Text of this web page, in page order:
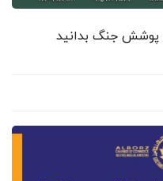
و پوشش جنگ بدانید